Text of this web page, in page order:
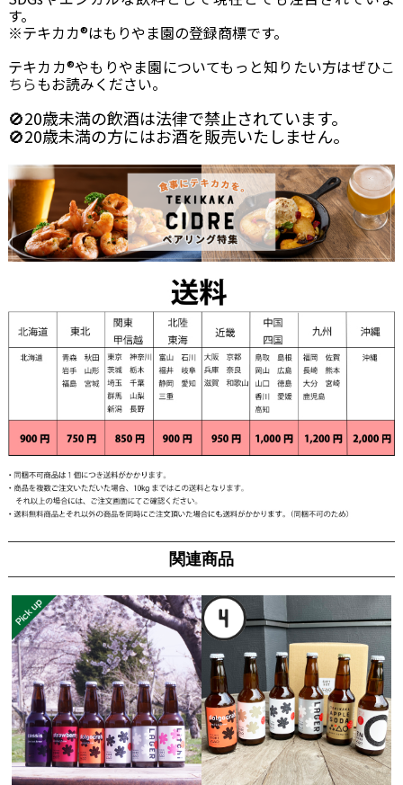
す。
※テキカカ®はもりやま園の登録商標です。
テキカカ®やもりやま園についてもっと知りたい方はぜひこ
ちらもお読みください。
🚫20歳未満の飲酒は法律で禁止されています。
🚫20歳未満の方にはお酒を販売いたしません。
関連商品